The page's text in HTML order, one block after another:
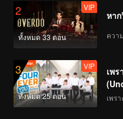
2
ทั้งหมด 33 ตอน
VIP
หา
ควา
3
ทั้งหมด 25 ตอน
VIP
เพ